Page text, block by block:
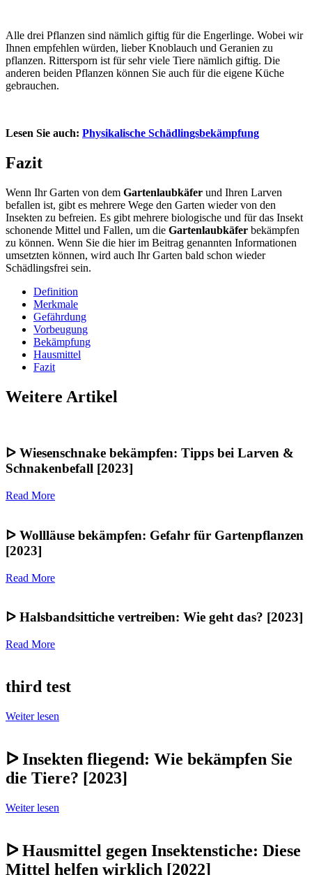
Alle drei Pflanzen sind nämlich giftig für die Engerlinge. Wobei wir
Ihnen empfehlen würden, lieber Knoblauch und Geranien zu
pflanzen. Rittersporn ist für sehr viele Tiere nämlich giftig. Die
anderen beiden Pflanzen können Sie auch für die eigene Küche
gebrauchen.
Lesen Sie auch: Physikalische Schädlingsbekämpfung
Fazit
Wenn Ihr Garten von dem Gartenlaubkäfer und Ihren Larven
befallen ist, gibt es mehrere Wege den Garten wieder von den
Insekten zu befreien. Es gibt mehrere biologische und für das Insekt
schonende Mittel und Fallen, um die Gartenlaubkäfer bekämpfen
zu können. Wenn Sie die hier im Beitrag genannten Informationen
umsetzten können, wird auch Ihr Garten bald schon wieder
Schädlingsfrei sein.
Definition
Merkmale
Gefährdung
Vorbeugung
Bekämpfung
Hausmittel
Fazit
Weitere Artikel
ᐅ Wiesenschnake bekämpfen: Tipps bei Larven &
Schnakenbefall [2023]
Read More
ᐅ Wollläuse bekämpfen: Gefahr für Gartenpflanzen
[2023]
Read More
ᐅ Halsbandsittiche vertreiben: Wie geht das? [2023]
Read More
third test
Weiter lesen
ᐅ Insekten fliegend: Wie bekämpfen Sie
die Tiere? [2023]
Weiter lesen
ᐅ Hausmittel gegen Insektenstiche: Diese
Mittel helfen wirklich [2022]